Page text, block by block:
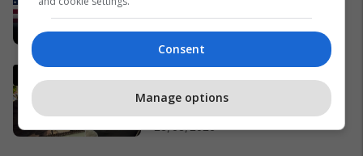
MINUTË PAS MINUTE
17/03/2026
mërgimtar, hoxhë Berisha:
Ishte besimtar i devotshëm,
erdhi në Kosovë për Bajram
23/03/2026
Consent
Manage options